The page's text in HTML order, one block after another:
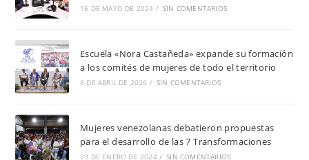
16 DE MAYO DE 2024 / SIN COMENTARIOS
Escuela «Nora Castañeda» expande su formación
a los comités de mujeres de todo el territorio
8 DE ABRIL DE 2026 / SIN COMENTARIOS
Mujeres venezolanas debatieron propuestas
para el desarrollo de las 7 Transformaciones
29 DE ENERO DE 2024 / SIN COMENTARIOS